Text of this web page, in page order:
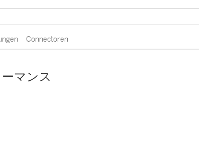
Connectoren
マンス